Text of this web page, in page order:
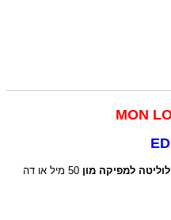
לוליטה למפיקה מון
50 מיל או דה